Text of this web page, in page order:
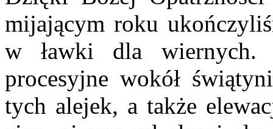
mijającym roku
w ławki dla wiernych.
procesyjne wokół
tych alejek, a także